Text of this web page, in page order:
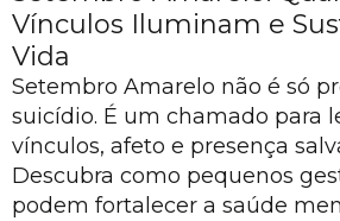
Vínculos Iluminam e
Vida
Setembro Amarelo não é só
suicídio. É um chamado para
vínculos, afeto e presença
Descubra como pequenos
podem fortalecer a saúde